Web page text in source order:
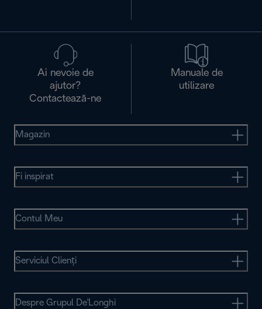
Ai nevoie de
ajutor?
Contactează-ne
Manuale de
utilizare
Magazin
Fi inspirat
Contul Meu
Serviciul Clienţi
Despre Grupul De'Longhi